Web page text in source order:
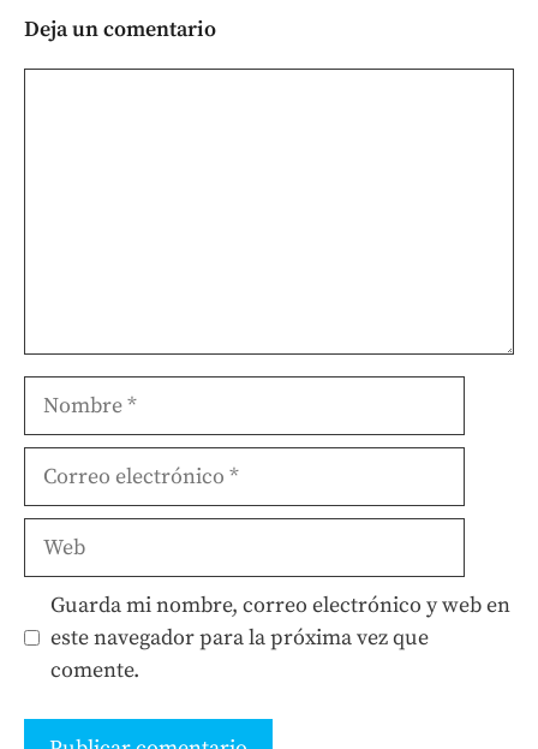
Deja un comentario
Nombre
Correo
Web
Guarda mi nombre, correo electrónico y web en
este navegador para la próxima vez que
comente.